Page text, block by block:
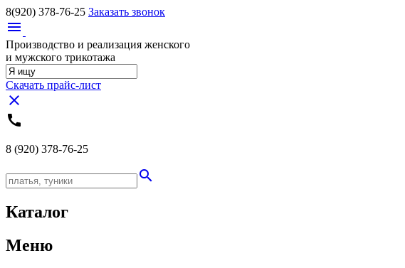
8(920) 378-76-25 Заказать звонок
menu
Производство и реализация женского
и мужского трикотажа
Скачать прайс-лист
close
call
8 (920) 378-76-25
search
Каталог
Меню